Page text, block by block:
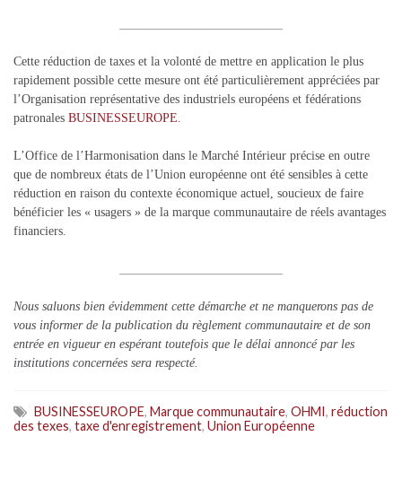
Cette réduction de taxes et la volonté de mettre en application le plus
rapidement possible cette mesure ont été particulièrement appréciées par
l’Organisation représentative des industriels européens et fédérations
patronales BUSINESSEUROPE
L’Office de l’Harmonisation dans le Marché Intérieur précise en outre
que de nombreux états de l’Union européenne ont été sensibles à cette
réduction en raison du contexte économique actuel, soucieux de faire
bénéficier les « usagers » de la marque communautaire de réels avantages
financiers.
Nous saluons bien évidemment cette démarche et ne manquerons pas de
vous informer de la publication du règlement communautaire et de son
entrée en vigueur en espérant toutefois que le délai annoncé par les
institutions concernées sera respecté.
BUSINESSEUROPE, Marque communautaire, OHMI, réduction
des texes, taxe d'enregistrement, Union Européenne